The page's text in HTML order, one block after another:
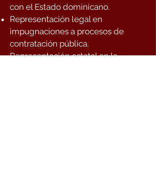
con el Estado dominicano.
Representación legal en
impugnaciones a procesos de
contratación pública.
Representación estatal en la